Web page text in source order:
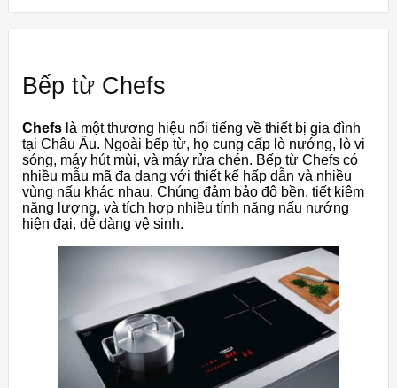
Bếp từ Chefs
Chefs là một thương hiệu nổi tiếng về thiết bị gia đình
tại Châu Âu. Ngoài bếp từ, họ cung cấp lò nướng, lò vi
sóng, máy hút mùi, và máy rửa chén. Bếp từ Chefs có
nhiều mẫu mã đa dạng với thiết kế hấp dẫn và nhiều
vùng nấu khác nhau. Chúng đảm bảo độ bền, tiết kiệm
năng lượng, và tích hợp nhiều tính năng nấu nướng
hiện đại, dễ dàng vệ sinh.